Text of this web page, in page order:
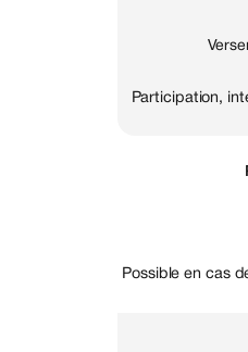
Participation,
Possible en cas